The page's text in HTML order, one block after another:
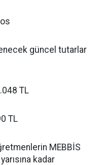
güncel tutarlar
TL
TL
MEBBİS
kadar